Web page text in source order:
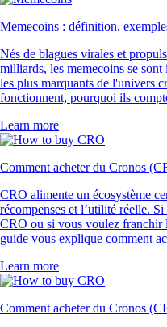
Memecoins : définition,
Nés de blagues virales et
milliards, les memecoins se
les plus marquants de l'univers
fonctionnent, pourquoi ils
Learn more
Comment acheter du Cronos
CRO alimente un écosystème
récompenses et l’utilité réelle.
CRO ou si vous voulez franchir
guide vous explique comment
Learn more
Comment acheter du Cronos